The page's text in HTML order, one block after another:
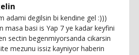
adami degilsin bi kendine gel :)))
masa basi is Yap 7 ye kadar keyfini
sectin begenmiyorsanda cikarsin
mezunu issiz kayniyor haberin